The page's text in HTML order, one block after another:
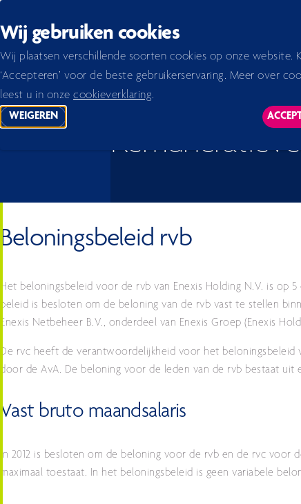
Wij gebruiken cookies
Wij plaatsen verschillende soorten cookies op onze website.
‘Accepteren’ voor de beste gebruikerservaring. Meer over
leest u in onze cookieverklaring.
WEIGEREN
TRACKING SCRIPTS
Home 2026
Beloningsbeleid rvb
Het beloningsbeleid voor de rvb van Enexis Holding N.V. is op
beleid is besloten om de beloning van de rvb vast te stellen
Enexis Netbeheer B.V., onderdeel van Enexis Groep (Enexis
De rvc heeft de verantwoordelijkheid voor het
door de AvA. De beloning voor de leden van de rvb bestaat
Vast bruto maandsalaris
In 2012 is besloten om de beloning voor de rvb en de rvc
maximaal toestaat. In het beloningsbeleid is geen variabele